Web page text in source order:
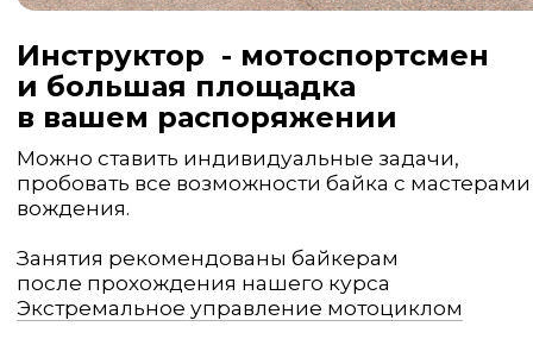
Инструктор - мотоспортсмен
и большая площадка
в вашем распоряжении
Можно ставить индивидуальные задачи,
пробовать все возможности байка с мастерами
вождения.
Занятия рекомендованы байкерам
после прохождения нашего курса
Экстремальное управление мотоциклом